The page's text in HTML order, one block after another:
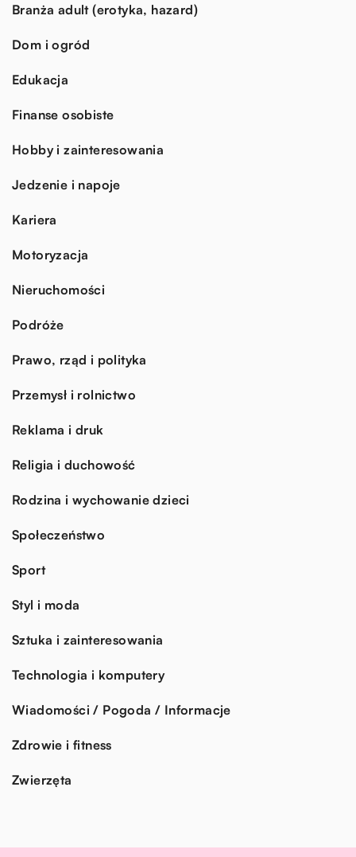
Branża adult (erotyka, hazard)
Dom i ogród
Edukacja
Finanse osobiste
Hobby i zainteresowania
Jedzenie i napoje
Kariera
Motoryzacja
Nieruchomości
Podróże
Prawo, rząd i polityka
Przemysł i rolnictwo
Reklama i druk
Religia i duchowość
Rodzina i wychowanie dzieci
Społeczeństwo
Sport
Styl i moda
Sztuka i zainteresowania
Technologia i komputery
Wiadomości / Pogoda / Informacje
Zdrowie i fitness
Zwierzęta